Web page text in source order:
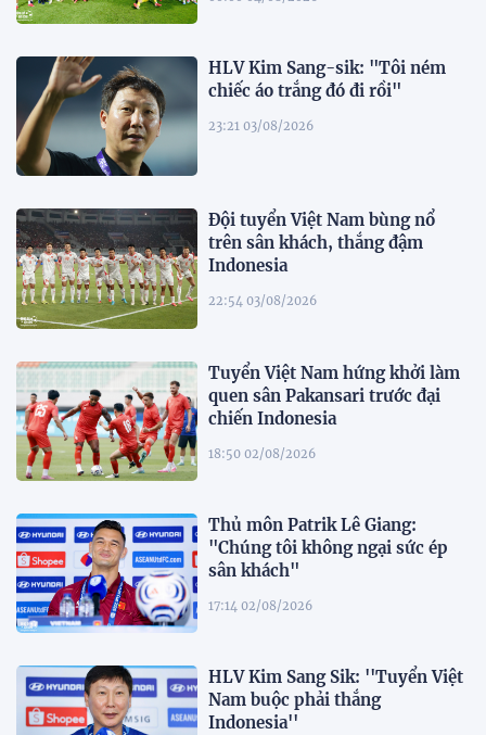
HLV Kim Sang-sik: "Tôi ném
chiếc áo trắng đó đi rồi"
23:21 03/08/2026
Đội tuyển Việt Nam bùng nổ
trên sân khách, thắng đậm
Indonesia
22:54 03/08/2026
Tuyển Việt Nam hứng khởi làm
quen sân Pakansari trước đại
chiến Indonesia
18:50 02/08/2026
Thủ môn Patrik Lê Giang:
"Chúng tôi không ngại sức ép
sân khách"
17:14 02/08/2026
HLV Kim Sang Sik: ''Tuyển Việt
Nam buộc phải thắng
Indonesia''